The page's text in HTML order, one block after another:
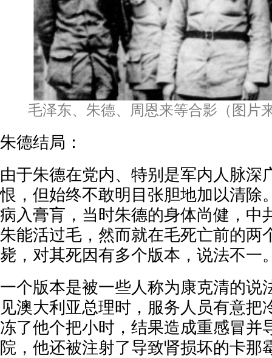
毛泽东、朱德、周恩来等合影（图片
朱德结局：
由于朱德在党内、特别是军内人脉深
恨，但始终不敢明目张胆地加以清除
病入膏肓，当时朱德的身体尚健，中
朱能活过毛，然而就在毛死亡前的两
毙，对其死因有多个版本，说法不一
一个版本是被一些人称为康克清的说
见澳大利亚总理时，服务人员有意把
冻了他个把小时，结果造成重感冒并
院，他还被注射了导致肾损坏的卡那